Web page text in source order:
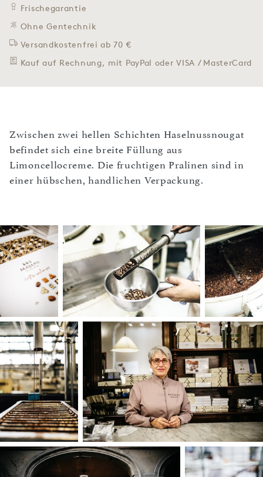
Frischegarantie
Ohne Gentechnik
Versandkostenfrei ab 70 €
Kauf auf Rechnung, mit PayPal oder VISA / MasterCard
Zwischen zwei hellen Schichten Haselnussnougat
befindet sich eine breite Füllung aus
Limoncellocreme. Die fruchtigen Pralinen sind in
einer hübschen, handlichen Verpackung.